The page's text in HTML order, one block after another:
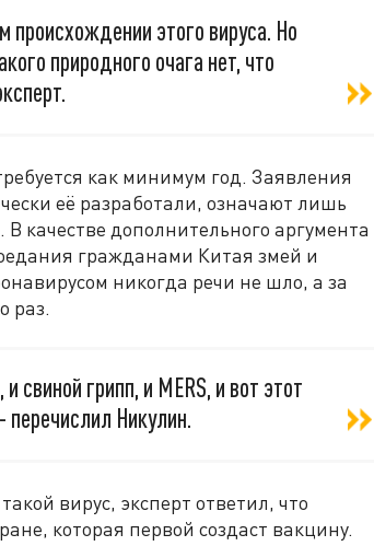
этого вируса. Но
природного очага нет, что
как минимум год. Заявления
её разработали, означают лишь
качестве дополнительного аргумента
гражданами Китая змей и
никогда речи не шло, а за
раз.
свиной грипп, и МERS, и вот этот
перечислил Никулин.
вирус, эксперт ответил, что
которая первой создаст вакцину.